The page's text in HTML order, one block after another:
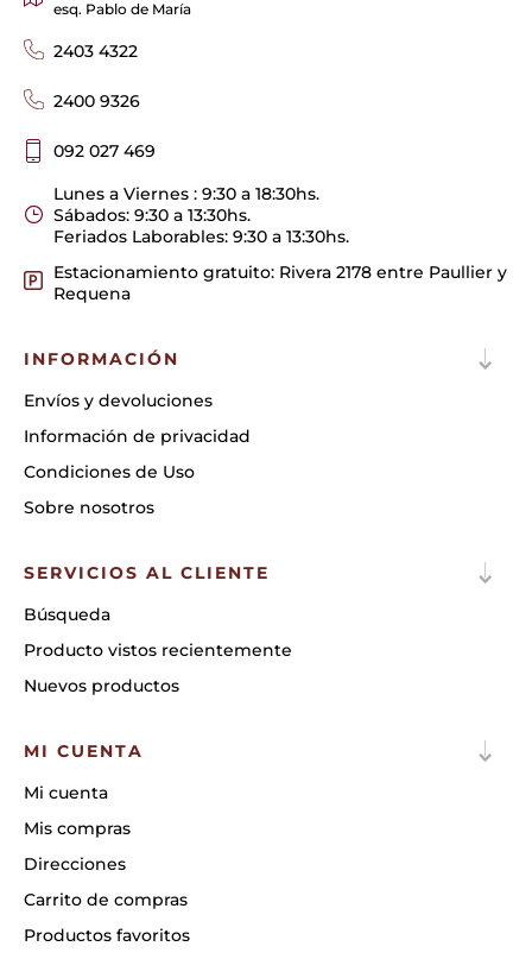
esq. Pablo de María
2403 4322
2400 9326
092 027 469
Lunes a Viernes : 9:30 a 18:30hs.
Sábados: 9:30 a 13:30hs.
Feriados Laborables: 9:30 a 13:30hs.
Estacionamiento gratuito: Rivera 2178 entre Paullier y
Requena
INFORMACIÓN
Envíos y devoluciones
Información de privacidad
Condiciones de Uso
Sobre nosotros
SERVICIOS AL CLIENTE
Búsqueda
Producto vistos recientemente
Nuevos productos
MI CUENTA
Mi cuenta
Mis compras
Direcciones
Carrito de compras
Productos favoritos